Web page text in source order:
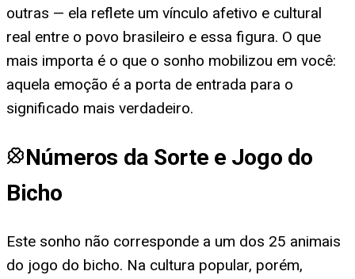
outras — ela reflete um vínculo afetivo e cultural
real entre o povo brasileiro e essa figura. O que
mais importa é o que o sonho mobilizou em você:
aquela emoção é a porta de entrada para o
significado mais verdadeiro.
Números da Sorte e Jogo do
Bicho
Este sonho não corresponde a um dos 25 animais
do jogo do bicho. Na cultura popular, porém,